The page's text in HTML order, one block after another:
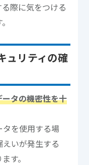
際に気をつける
ュリティの確
タの機密性を十
を使用する場
いが発生する
す。